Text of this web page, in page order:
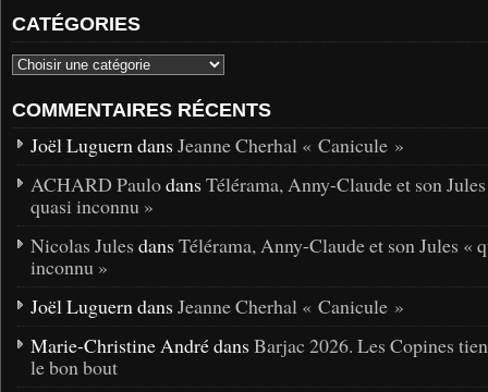
CATÉGORIES
COMMENTAIRES RÉCENTS
Joël Luguern dans Jeanne Cherhal « Canicule »
ACHARD Paulodans Télérama, Anny-Claude et son
quasi inconnu »
Nicolas Jules dans Télérama, Anny-Claude et son Jules «
inconnu »
Joël Luguern dans Jeanne Cherhal « Canicule »
Marie-Christine André dans Barjac 2026. Les Copines
le bon bout